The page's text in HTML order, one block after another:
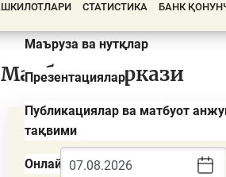
СТАТИСТИКА БАНК
Матбуот маркази
Эълонлар ва тендерлар
Маъруза ва нутқлар
Презентациялар
Публикациялар ва матбуот
тақвими
Онлайн трансляция
Валюта курслари